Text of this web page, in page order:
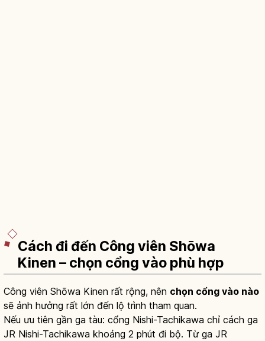
Cách đi đến Công viên Shōwa
Kinen – chọn cổng vào phù hợp
Công viên Shōwa Kinen rất rộng, nên chọn cổng vào nào
sẽ ảnh hưởng rất lớn đến lộ trình tham quan.
Nếu ưu tiên gần ga tàu: cổng Nishi-Tachikawa chỉ cách ga
JR Nishi-Tachikawa khoảng 2 phút đi bộ. Từ ga JR